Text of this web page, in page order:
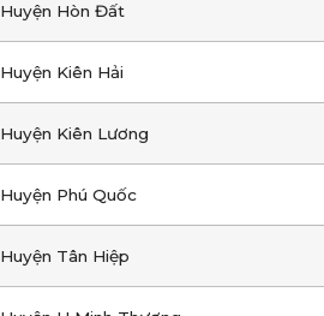
Huyện Hòn Đất
Huyện Kiên Hải
Huyện Kiên Lương
Huyện Phú Quốc
Huyện Tân Hiệp